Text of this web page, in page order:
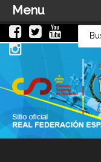
LOG
Menu